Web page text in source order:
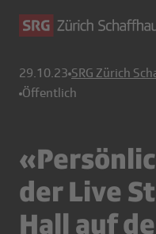
29.10.23 SRG Zürich
Öffentlich
der Live
Hall auf